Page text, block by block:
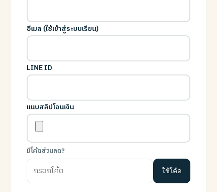
อีเมล (ใช้เข้าสู่ระบบเรียน)
LINE ID
แนบสลิปโอนเงิน
มีโค้ดส่วนลด?
ใช้โค้ด